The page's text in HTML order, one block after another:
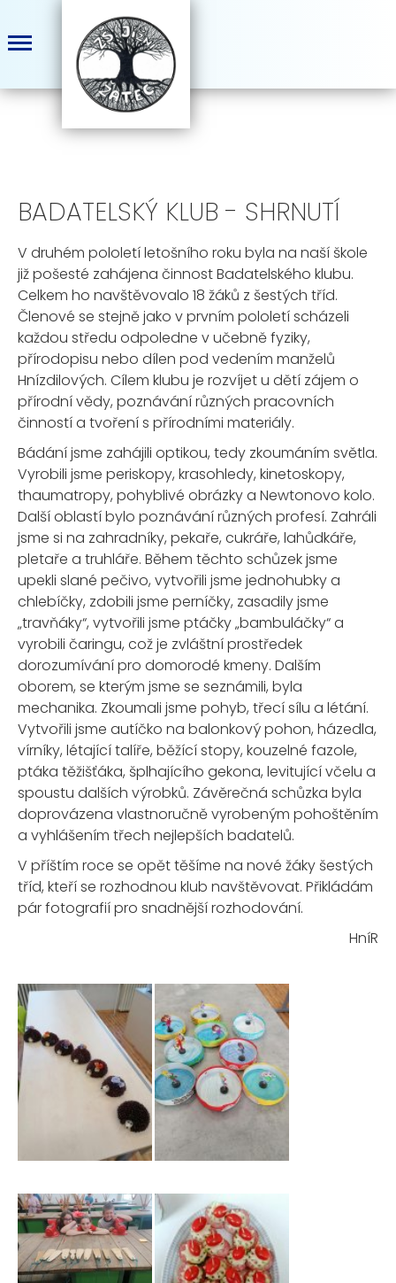
BADATELSKÝ KLUB - SHRNUTÍ
V druhém pololetí letošního roku byla na naší škole
již pošesté zahájena činnost Badatelského klubu.
Celkem ho navštěvovalo 18 žáků z šestých tříd.
Členové se stejně jako v prvním pololetí scházeli
každou středu odpoledne v učebně fyziky,
přírodopisu nebo dílen pod vedením manželů
Hnízdilových. Cílem klubu je rozvíjet u dětí zájem o
přírodní vědy, poznávání různých pracovních
činností a tvoření s přírodními materiály.
Bádání jsme zahájili optikou, tedy zkoumáním světla.
Vyrobili jsme periskopy, krasohledy, kinetoskopy,
thaumatropy, pohyblivé obrázky a Newtonovo kolo.
Další oblastí bylo poznávání různých profesí. Zahráli
jsme si na zahradníky, pekaře, cukráře, lahůdkáře,
pletaře a truhláře. Během těchto schůzek jsme
upekli slané pečivo, vytvořili jsme jednohubky a
chlebíčky, zdobili jsme perníčky, zasadily jsme
„travňáky“, vytvořili jsme ptáčky „bambuláčky“ a
vyrobili čaringu, což je zvláštní prostředek
dorozumívání pro domorodé kmeny. Dalším
oborem, se kterým jsme se seznámili, byla
mechanika. Zkoumali jsme pohyb, třecí sílu a létání.
Vytvořili jsme autíčko na balonkový pohon, házedla,
vírníky, létající talíře, běžící stopy, kouzelné fazole,
ptáka těžišťáka, šplhajícího gekona, levitující včelu a
spoustu dalších výrobků. Závěrečná schůzka byla
doprovázena vlastnoručně vyrobeným pohoštěním
a vyhlášením třech nejlepších badatelů.
V příštím roce se opět těšíme na nové žáky šestých
tříd, kteří se rozhodnou klub navštěvovat. Přikládám
pár fotografií pro snadnější rozhodování.
HníR